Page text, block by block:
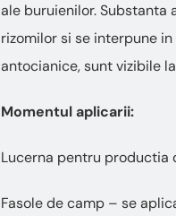
ale buruienilor. Substanta
rizomilor si se interpune
antocianice, sunt vizibile
Momentul aplicarii:
Lucerna pentru productia
Fasole de camp – se